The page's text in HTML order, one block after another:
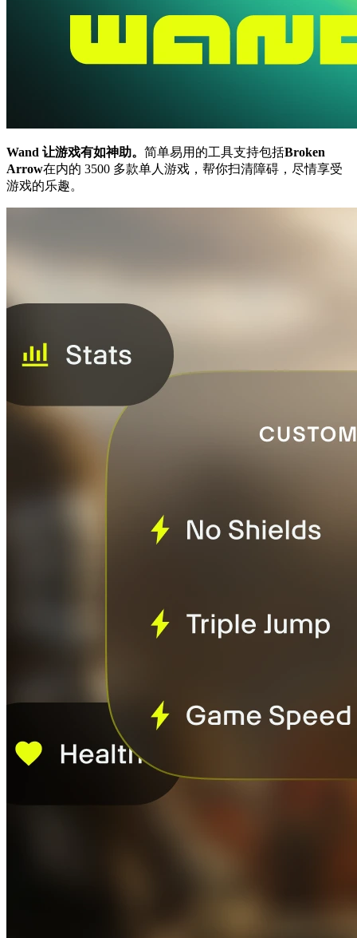
Wand 让游戏有如神助。 简单易用的工具支持包括Broken
Arrow在内的 3500 多款单人游戏，帮你扫清障碍，尽情享受
游戏的乐趣。